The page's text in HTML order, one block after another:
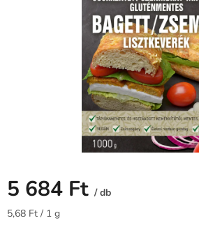
5 684 Ft / db
Egységár:
5,68 Ft / 1 g